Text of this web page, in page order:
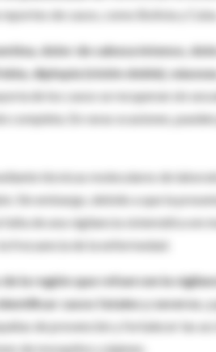
de casos, como Bolivia y Cuba.
dolor de cabeza intenso,
diplopía (visión doble),
de los casos se recuperan sin
completa. En raras ocasiones,
técnicas moleculares de
Sin embargo, debido a que la
de una vigilancia sistemática en
frecuencia de la enfermedad.
de la región que refuercen la
casos fatales y severos,
de prevención y fortalecer las
de mosquitos y jejenes.